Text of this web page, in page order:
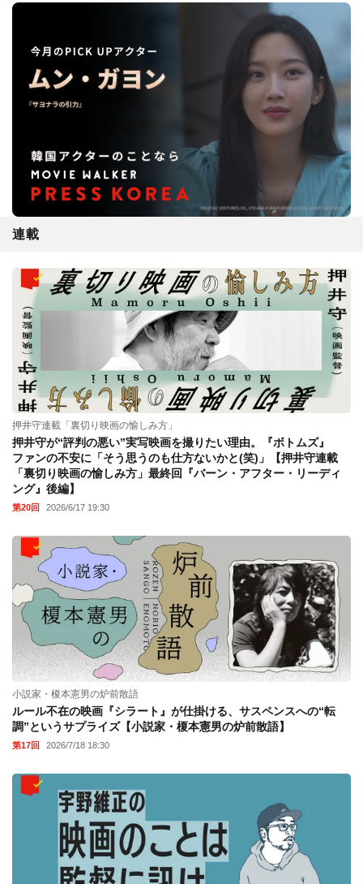
連載
押井守連載「裏切り映画の愉しみ方」
押井守が“評判の悪い”実写映画を撮りたい理由。『ボトムズ』
ファンの不安に「そう思うのも仕方ないかと(笑)」【押井守連載
「裏切り映画の愉しみ方」最終回『バーン・アフター・リーディ
ング』後編】
第20回 2026/6/17 19:30
小説家・榎本憲男の炉前散語
ルール不在の映画『シラート』が仕掛ける、サスペンスへの“転
調”というサプライズ【小説家・榎本憲男の炉前散語】
第17回 2026/7/18 18:30